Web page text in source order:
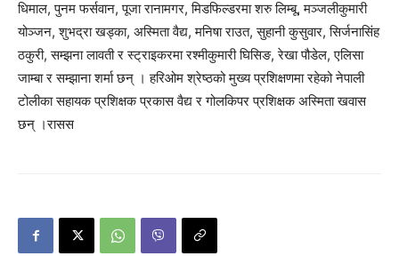
धिमाल, पुनम फर्सवान, पूजा रानामगर, मिडफिल्डरमा शरु लिम्बू, मञ्जलीकुमारी
योञ्जन, शुभद्रा खड्का, अस्मिता वैद्य, मनिषा राउत, सुहानी कुसुवार, सिर्जनासिंह
ठकुरी, सम्झना लावती र स्ट्राइकरमा रश्मीकुमारी घिसिङ, रेखा पौडेल, एलिसा
जाम्बा र सम्झाना शर्मा छन् । हरिओम श्रेष्ठको मुख्य प्रशिक्षणमा रहेको नेपाली
टोलीका सहायक प्रशिक्षक प्रकास वैद्य र गोलकिपर प्रशिक्षक अस्मिता खवास
छन् ।रासस